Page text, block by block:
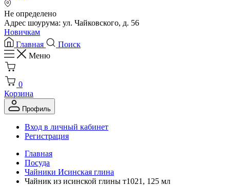
Не определено
Адрес шоурума: ул. Чайковского, д. 56
Новичкам
Главная
Поиск
Меню
0
Корзина
Профиль
Вход в личный кабинет
Регистрация
Главная
Посуда
Чайники Исинская глина
Чайник из исинской глины т1021, 125 мл